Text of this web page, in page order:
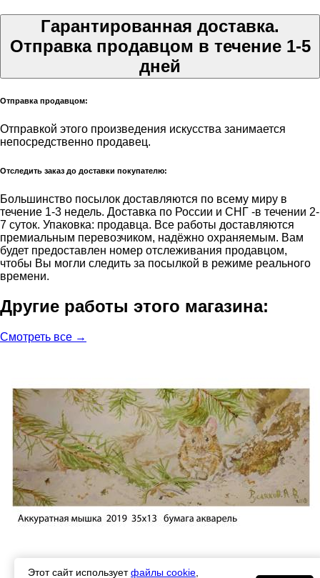
Гарантированная доставка.
Отправка продавцом в течение 1-5
дней
Отправка продавцом:
Отправкой этого произведения искусства занимается
непосредственно продавец.
Отследить заказ до доставки покупателю:
Большинство посылок доставляются по всему миру в
течение 1-3 недель. Доставка по России и СНГ -в течении 2-
7 суток. Упаковка: продавца. Все работы доставляются
премиальным перевозчиком, надёжно охраняемым. Вам
будет предоставлен номер отслеживания продавцом,
чтобы Вы могли следить за посылкой в режиме реального
времени.
Другие работы этого магазина:
Смотреть все →
Этот сайт используетфайлы cookie